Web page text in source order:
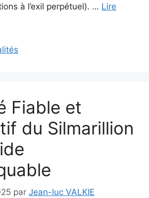
à l’exil perpétuel). … Lire
Fiable et
du Silmarillion
par Jean-luc VALKIE